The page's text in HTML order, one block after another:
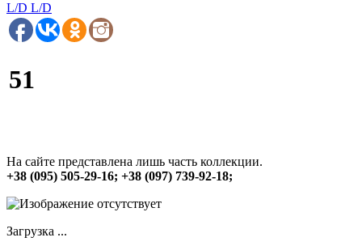
L/D L/D
51
На сайте представлена лишь часть коллекции.
+38 (095) 505-29-16; +38 (097) 739-92-18;
Загрузка ...